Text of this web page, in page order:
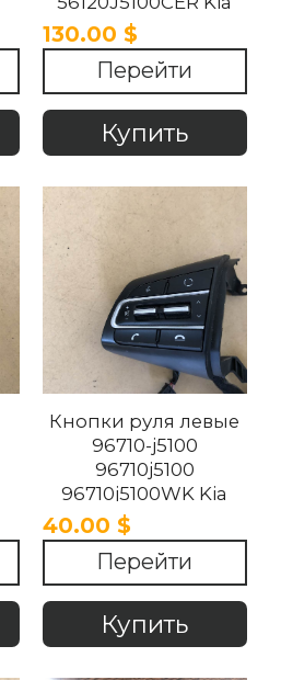
Stinger 2017-2022
130.00 $
Перейти
Купить
Кнопки руля левые
96710-j5100
96710j5100
96710j5100WK Kia
Stinger 2017-2022
40.00 $
Перейти
Купить